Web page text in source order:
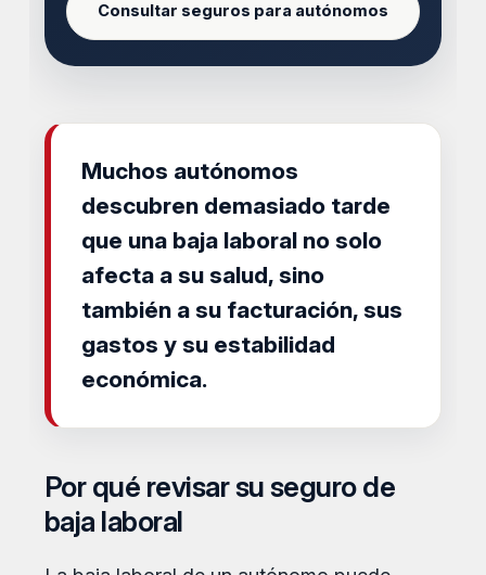
Consultar seguros para autónomos
Muchos autónomos
descubren demasiado tarde
que una baja laboral no solo
afecta a su salud, sino
también a su facturación, sus
gastos y su estabilidad
económica.
Por qué revisar su seguro de
baja laboral